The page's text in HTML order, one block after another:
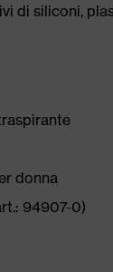
di siliconi,
donna
94907-0)